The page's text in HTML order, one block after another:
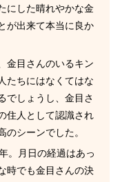
にした晴れやかな金
が出来て本当に良か
金目さんのいるキン
たちにはなくてはな
でしょうし、金目さ
住人として認識され
のシーンでした。
。月日の経過はあっ
時でも金目さんの決